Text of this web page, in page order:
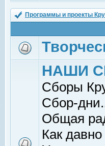
Программы и проекты
НАШИ
Сборы
Сбор-
Общая
Как